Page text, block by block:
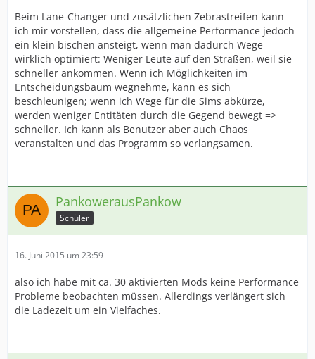
Beim Lane-Changer und zusätzlichen Zebrastreifen kann
ich mir vorstellen, dass die allgemeine Performance jedoch
ein klein bischen ansteigt, wenn man dadurch Wege
wirklich optimiert: Weniger Leute auf den Straßen, weil sie
schneller ankommen. Wenn ich Möglichkeiten im
Entscheidungsbaum wegnehme, kann es sich
beschleunigen; wenn ich Wege für die Sims abkürze,
werden weniger Entitäten durch die Gegend bewegt =>
schneller. Ich kann als Benutzer aber auch Chaos
veranstalten und das Programm so verlangsamen.
PankowerausPankow
Schüler
16. Juni 2015 um 23:59
also ich habe mit ca. 30 aktivierten Mods keine Performance
Probleme beobachten müssen. Allerdings verlängert sich
die Ladezeit um ein Vielfaches.